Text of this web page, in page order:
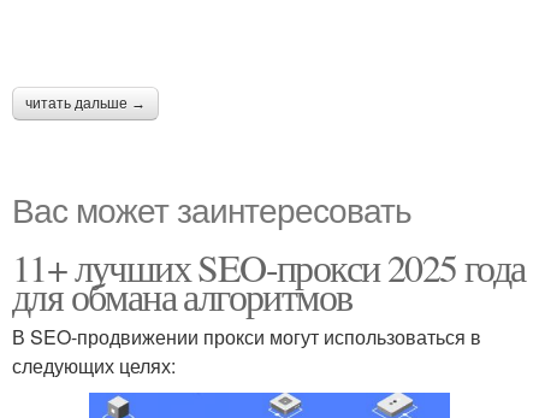
читать дальше →
Вас может заинтересовать
11+ лучших SEO-прокси 2025 года
для обмана алгоритмов
В SEO-продвижении прокси могут использоваться в
следующих целях: